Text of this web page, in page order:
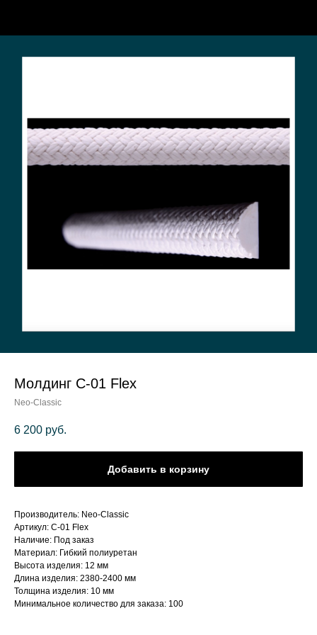
Молдинг C-01 Flex
Neo-Classic
6 200 руб.
Добавить в корзину
Производитель: Neo-Classic
Артикул: C-01 Flex
Наличие: Под заказ
Материал: Гибкий полиуретан
Высота изделия: 12 мм
Длина изделия: 2380-2400 мм
Толщина изделия: 10 мм
Минимальное количество для заказа: 100